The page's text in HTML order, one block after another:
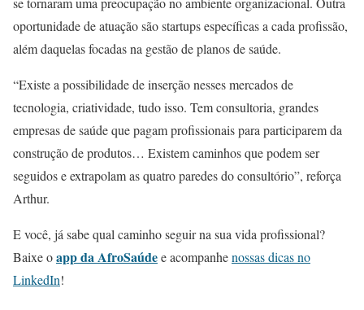
oportunidade de atuação são startups específicas a cada profissão,
além daquelas focadas na gestão de planos de saúde.
“Existe a possibilidade de inserção nesses mercados de
tecnologia, criatividade, tudo isso. Tem consultoria, grandes
empresas de saúde que pagam profissionais para participarem da
construção de produtos… Existem caminhos que podem ser
seguidos e extrapolam as quatro paredes do consultório”, reforça
Arthur.
E você, já sabe qual caminho seguir na sua vida profissional?
Baixe oapp da AfroSaúdee acompanhenossas dicas no
LinkedIn!